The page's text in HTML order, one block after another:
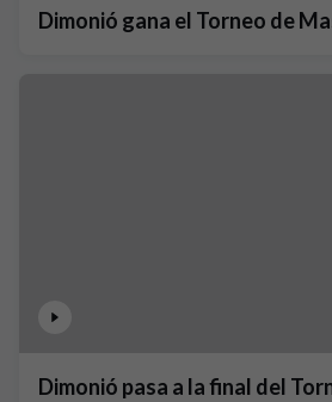
Dimonió gana el Torneo de
Dimonió pasa a la final del